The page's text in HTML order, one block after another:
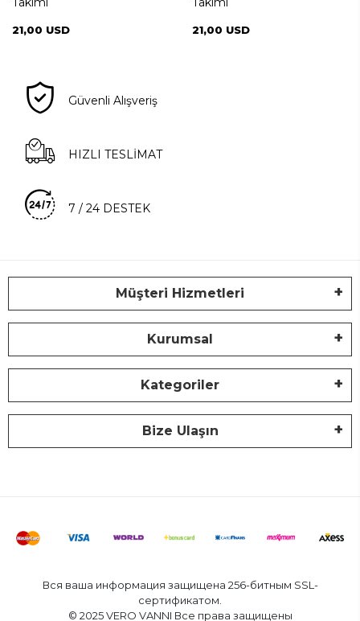
21,00 USD 21,00 USD
Güvenli Alışveriş
HIZLI TESLİMAT
7 / 24 DESTEK
Müşteri Hizmetleri
Kurumsal
Kategoriler
Bize Ulaşın
Вся ваша информация защищена 256-битным SSL-
сертификатом.
© 2025 VERO VANNI Все права защищены